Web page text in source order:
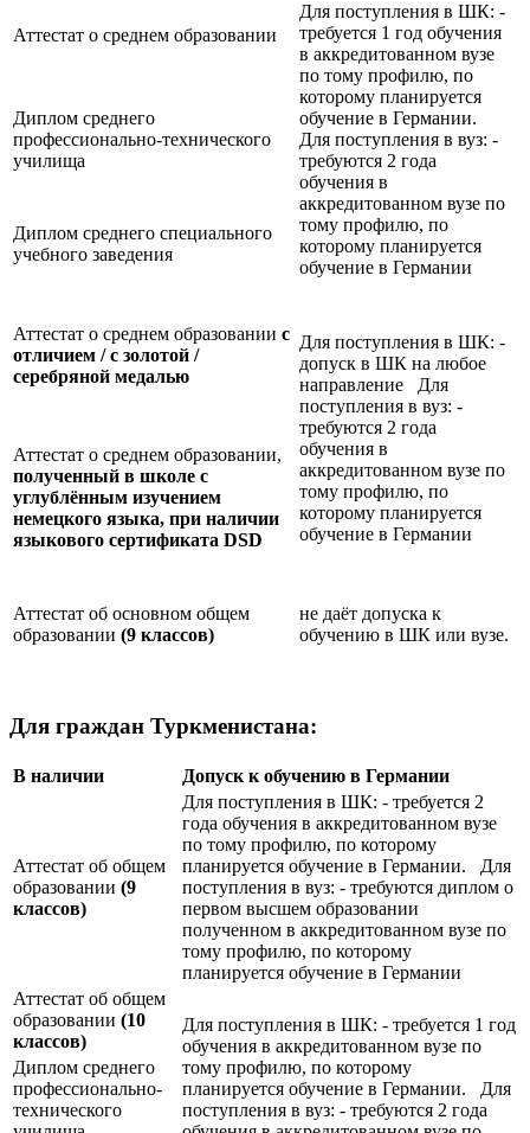
Аттестат о среднем образовании
Для поступления в ШК: -
требуется 1 год обучения
в аккредитованном вузе
по тому профилю, по
которому планируется
обучение в Германии.
Для поступления в вуз: -
требуются 2 года
обучения в
аккредитованном вузе по
тому профилю, по
которому планируется
обучение в Германии
Диплом среднего
профессионально-технического
училища
Диплом среднего специального
учебного заведения
Аттестат о среднем образовании с
отличием / с золотой /
серебряной медалью
Для поступления в ШК: -
допуск в ШК на любое
направление Для
поступления в вуз: -
требуются 2 года
обучения в
аккредитованном вузе по
тому профилю, по
которому планируется
обучение в Германии
Аттестат о среднем образовании,
полученный в школе с
углублённым изучением
немецкого языка, при наличии
языкового сертификата DSD
Аттестат об основном общем
образовании (9 классов)
не даёт допуска к
обучению в ШК или вузе.
Для граждан Туркменистана:
В наличии Допуск к обучению в Германии
Аттестат об общем
образовании (9
классов)
Для поступления в ШК: - требуется 2
года обучения в аккредитованном вузе
по тому профилю, по которому
планируется обучение в Германии. Для
поступления в вуз: - требуются диплом о
первом высшем образовании
полученном в аккредитованном вузе по
тому профилю, по которому
планируется обучение в Германии
Аттестат об общем
образовании (10
классов)
Для поступления в ШК: - требуется 1 год
обучения в аккредитованном вузе по
тому профилю, по которому
планируется обучение в Германии. Для
поступления в вуз: - требуются 2 года
Диплом среднего
профессионально-
технического